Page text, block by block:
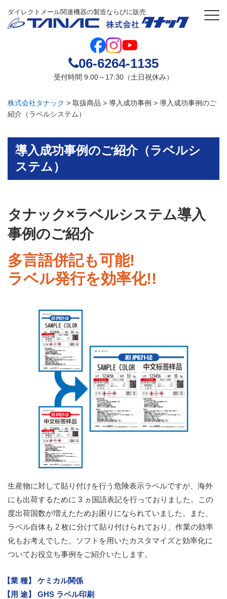
ダイレクトメール関連機器の製造ならびに販売
06-6264-1135
受付時間 9:00～17:30（土日祝休み）
株式会社タナック > 取扱商品 > 導入成功事例 > 導入成功事例のご
紹介（ラベルシステム）
導入成功事例のご紹介（ラベルシ
ステム）
タナック×ラベルシステム導入
事例のご紹介
多言語併記も可能!
ラベル発行を効率化!!
生産物に対して貼り付けを行う危険表示ラベルですが、海外
にも出荷するために 3 ヵ国語表記を行っておりました。この
度出荷国数が増えたためお困りになられていました。また、
ラベル自体も 2 枚に分けて貼り付けられており、作業の効率
化もお考えでした。ソフトを用いたカスタマイズと効率化に
ついてお役立ち事例をご紹介いたします。
【業 種】 ケミカル関係
【用 途】 GHS ラベル印刷